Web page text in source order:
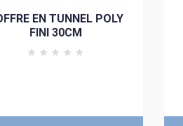
EN TUNNEL POLY
FINI 30CM